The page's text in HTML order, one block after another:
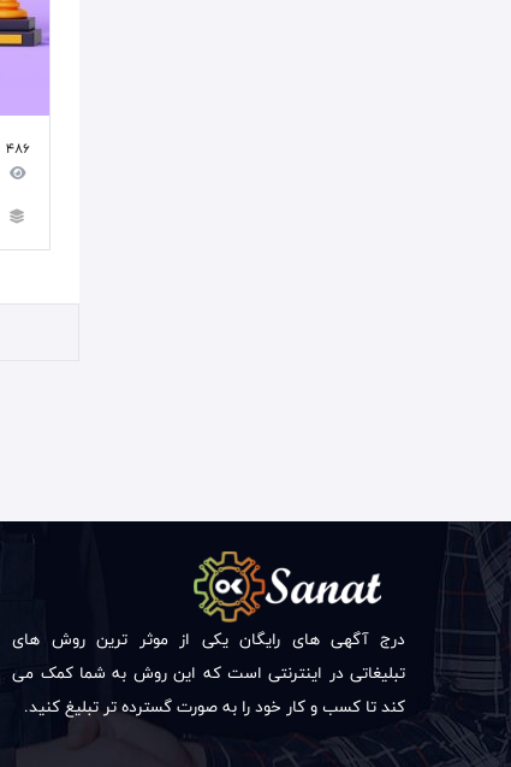
486
درج آگهی های رایگان یکی از موثر ترین روش های
تبلیغاتی در اینترنتی است که این روش به شما کمک می
کند تا کسب و کار خود را به صورت گسترده تر تبلیغ کنید.